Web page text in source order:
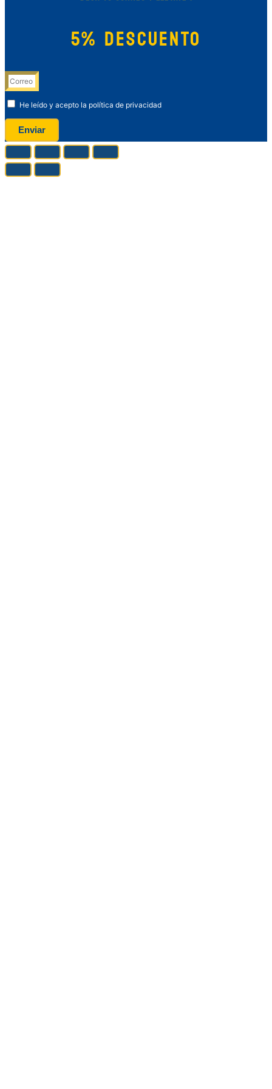
5% DESCUENTO
He leído y acepto la política de privacidad
Enviar